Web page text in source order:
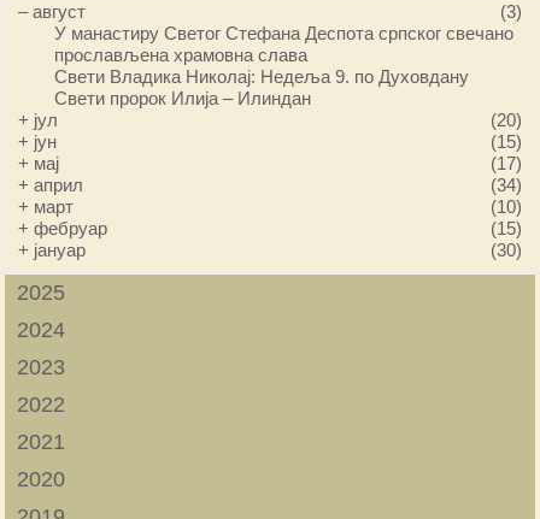
–август
(3)
У манастиру Светог Стефана Деспота српског свечано
прослављена храмовна слава
Свети Владика Николај: Недеља 9. по Духовдану
Свети пророк Илија – Илиндан
+ јул
(20)
+ јун
(15)
+ мај
(17)
+април
(34)
+ март
(10)
+фебруар
(15)
+ јануар (30)
2025
2024
2023
2022
2021
2020